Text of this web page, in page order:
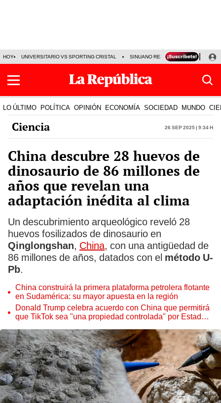
HOY UNIVERSITARIO VS SPORTING CRISTAL SINUANO RESULTADOS HOY
LO ÚLTIMO POLÍTICA OPINIÓN ECONOMÍA SOCIEDAD MUNDO
Ciencia 26 Sep 2025 | 9:34 h
China descubre 28 huevos de
dinosaurio de 86 millones de
años que revelan una
adaptación inédita al clima
Un descubrimiento arqueológico reveló 28
huevos fosilizados de dinosaurio en
Qinglongshan, China, con una antigüedad de
86 millones de años, datados con el método U-
Pb.
China construirá la primera plataforma petrolera flotante
en Sudamérica: su mayor apuesta en la región
Donald Trump celebra acuerdo con China que permitirá
que TikTok sea "una propiedad controlada" por Estados